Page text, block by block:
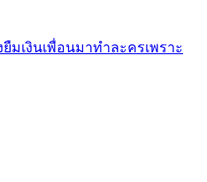
มเงินเพื่อนมาทำละครเพราะ